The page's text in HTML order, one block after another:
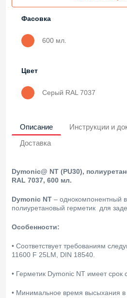
Фасовка
600 мл.
Цвет
Серый RAL 7037
Описание
Инструкции и
Доставка
Dymonic@ NT (PU30),
RAL 7037, 600 мл.
Dymonic NT – однокомпонентный
полиуретановый герметик для
Особенности:
• Соответствует требованиям
11600 F 25LM, DIN 18540.
• Герметик Dymonic NT имеет срок
• Минимальное время высыхания в